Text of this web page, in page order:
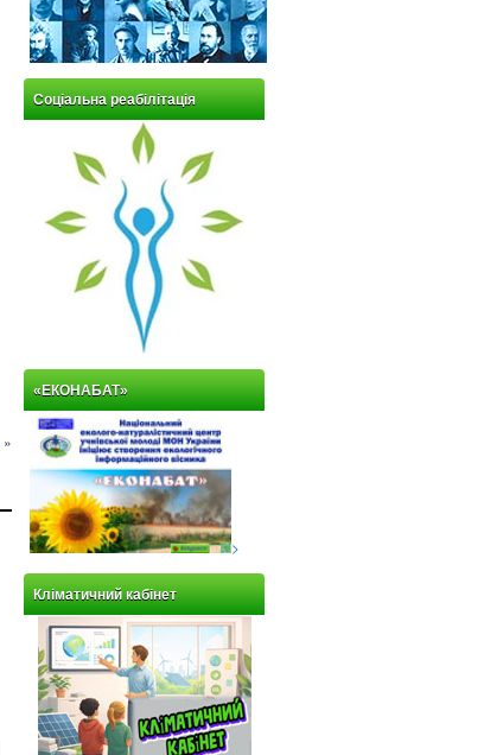
»
Соціальна реабілітація
«ЕКОНАБАТ»
>
Кліматичний кабінет